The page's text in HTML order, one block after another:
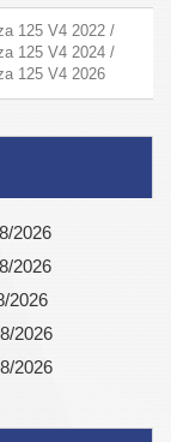
125 V4 2022 /
125 V4 2024 /
125 V4 2026
2026
2026
2026
2026
2026